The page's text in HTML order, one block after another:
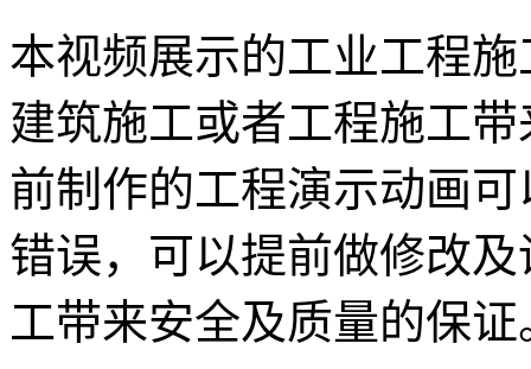
本视频展示的工业工程
建筑施工或者工程施工
前制作的工程演示动画
错误，可以提前做修改
工带来安全及质量的保证